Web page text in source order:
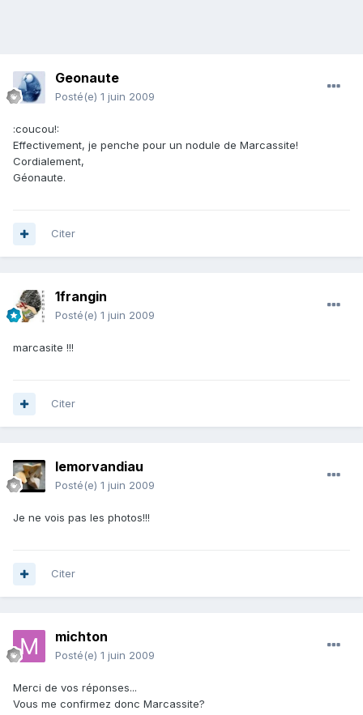
Geonaute
Posté(e) 1 juin 2009
:coucou!:
Effectivement, je penche pour un nodule de Marcassite!
Cordialement,
Géonaute.
Citer
1frangin
Posté(e) 1 juin 2009
marcasite !!!
Citer
lemorvandiau
Posté(e) 1 juin 2009
Je ne vois pas les photos!!!
Citer
michton
Posté(e) 1 juin 2009
Merci de vos réponses...
Vous me confirmez donc Marcassite?